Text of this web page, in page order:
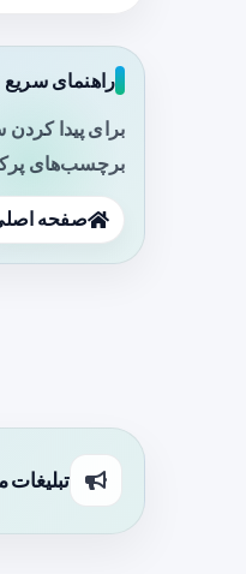
راهنمای سریع
برای پیدا
برچسب‌های
صفحه
تبلیغات